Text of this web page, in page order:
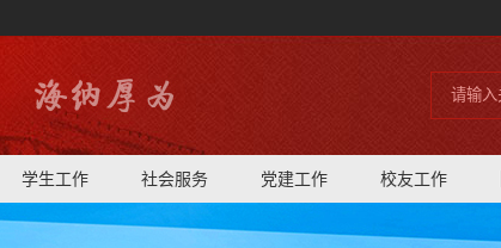
学生工作 社会服务 党建工作 校友工作